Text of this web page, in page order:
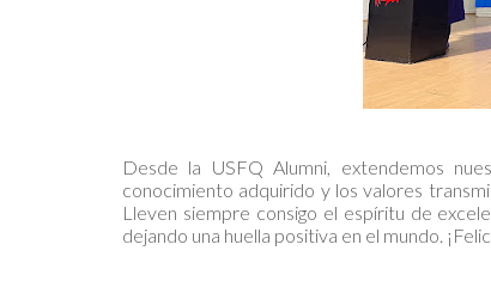
Desde la USFQ Alumni, extendemos
conocimiento adquirido y los valores
Lleven siempre consigo el espíritu de
dejando una huella positiva en el mundo.